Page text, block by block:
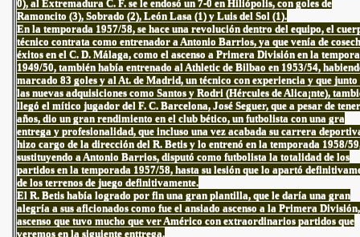
0), al Extremadura C. F. se le endosó un 7-0 en Hiliópolis, con goles de
Ramoncito (3), Sobrado (2), León Lasa (1) y Luis del Sol (1).
En la temporada 1957/58, se hace una revolución dentro del equipo, el
técnico contrata como entrenador a Antonio Barrios, ya que venía de
éxitos en el C. D. Málaga, como el ascenso a Primera División en la
1949/50, también había entrenado al Athletic de Bilbao en 1953/54,
marcado 83 goles y al At. de Madrid, un técnico con experiencia y que junto
las nuevas adquisiciones como Santos y Rodri (Hércules de Alica¡nte),
llegó el mítico jugador del F. C. Barcelona, José Seguer, que a pesar de
años, dio un gran rendimiento en el club bético, un futbolista con una gra
entrega y profesionalidad, que incluso una vez acabada su carrera
hizo cargo de la dirección del R. Betis y lo entrenó en la temporada 1958/
sustituyendo a Antonio Barrios, disputó como futbolista la totalidad de los
partidos en la temporada 1957/58, hasta su lesión que lo apartó
de los terrenos de juego definitivamente.
El R. Betis había logrado por fin una gran plantilla, que le daría una gran
alegría a sus aficionados como fue el ansiado ascenso a la Primera División,
ascenso que tuvo mucho que ver Américo con extraordinarios partidos que
veremos en la siguiente enttrega.